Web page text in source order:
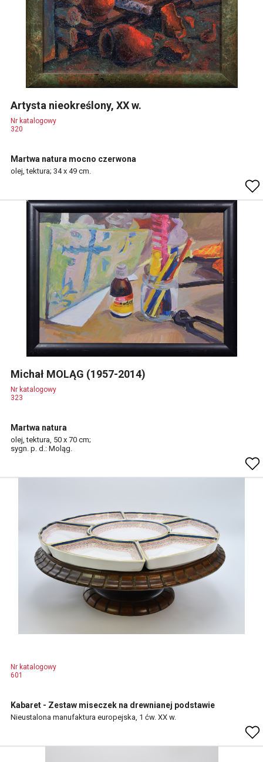
Artysta nieokreślony, XX w.
Nr katalogowy
320
Martwa natura mocno czerwona
olej, tektura; 34 x 49 cm.
Michał MOLĄG (1957-2014)
Nr katalogowy
323
Martwa natura
olej, tektura, 50 x 70 cm;
sygn. p. d.: Moląg.
Nr katalogowy
601
Kabaret - Zestaw miseczek na drewnianej podstawie
Nieustalona manufaktura europejska, 1 ćw. XX w.